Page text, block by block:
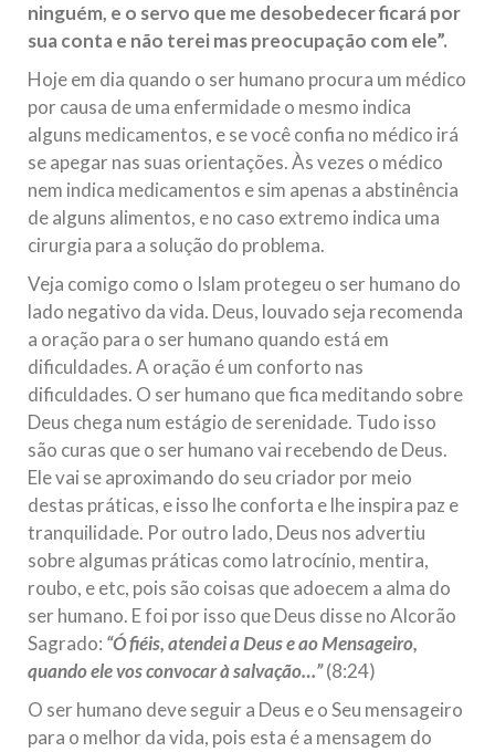
ninguém, e o servo que me desobedecer ficará por
sua conta e não terei mas preocupação com ele”.
Hoje em dia quando o ser humano procura um médico
por causa de uma enfermidade o mesmo indica
alguns medicamentos, e se você confia no médico irá
se apegar nas suas orientações. Às vezes o médico
nem indica medicamentos e sim apenas a abstinência
de alguns alimentos, e no caso extremo indica uma
cirurgia para a solução do problema.
Veja comigo como o Islam protegeu o ser humano do
lado negativo da vida. Deus, louvado seja recomenda
a oração para o ser humano quando está em
dificuldades. A oração é um conforto nas
dificuldades. O ser humano que fica meditando sobre
Deus chega num estágio de serenidade. Tudo isso
são curas que o ser humano vai recebendo de Deus.
Ele vai se aproximando do seu criador por meio
destas práticas, e isso lhe conforta e lhe inspira paz e
tranquilidade. Por outro lado, Deus nos advertiu
sobre algumas práticas como latrocínio, mentira,
roubo, e etc, pois são coisas que adoecem a alma do
ser humano. E foi por isso que Deus disse no Alcorão
Sagrado: “Ó fiéis, atendei a Deus e ao Mensageiro,
quando ele vos convocar à salvação…”(8:24)
O ser humano deve seguir a Deus e o Seu mensageiro
para o melhor da vida, pois esta é a mensagem do